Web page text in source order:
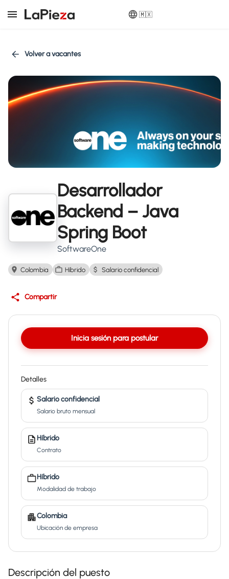
🇲🇽
Volver a vacantes
Desarrollador
Backend – Java
Spring Boot
SoftwareOne
Colombia Híbrido Salario confidencial
Compartir
Inicia sesión para postular
Detalles
Salario confidencial
Salario bruto mensual
Híbrido
Contrato
Híbrido
Modalidad de trabajo
Colombia
Ubicación de empresa
Descripción del puesto